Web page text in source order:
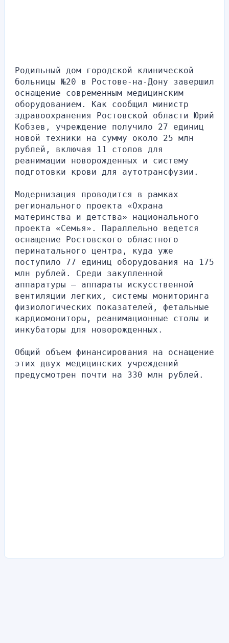
Родильный дом городской клинической
больницы №20 в Ростове-на-Дону завершил
оснащение современным медицинским
оборудованием. Как сообщил министр
здравоохранения Ростовской области Юрий
Кобзев, учреждение получило 27 единиц
новой техники на сумму около 25 млн
рублей, включая 11 столов для
реанимации новорожденных и систему
подготовки крови для аутотрансфузии.
Модернизация проводится в рамках
регионального проекта «Охрана
материнства и детства» национального
проекта «Семья». Параллельно ведется
оснащение Ростовского областного
перинатального центра, куда уже
поступило 77 единиц оборудования на 175
млн рублей. Среди закупленной
аппаратуры – аппараты искусственной
вентиляции легких, системы мониторинга
физиологических показателей, фетальные
кардиомониторы, реанимационные столы и
инкубаторы для новорожденных.
Общий объем финансирования на оснащение
этих двух медицинских учреждений
предусмотрен почти на 330 млн рублей.